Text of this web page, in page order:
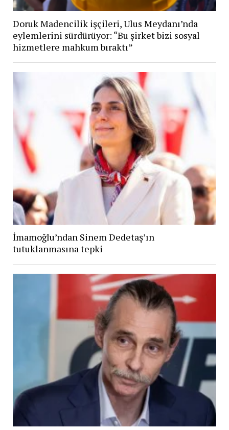
Doruk Madencilik işçileri, Ulus Meydanı’nda
eylemlerini sürdürüyor: “Bu şirket bizi sosyal
hizmetlere mahkum bıraktı”
İmamoğlu’ndan Sinem Dedetaş’ın
tutuklanmasına tepki